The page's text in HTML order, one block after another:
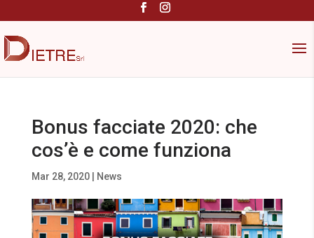
Bonus facciate 2020: che
cos’è e come funziona
Mar 28, 2020| News